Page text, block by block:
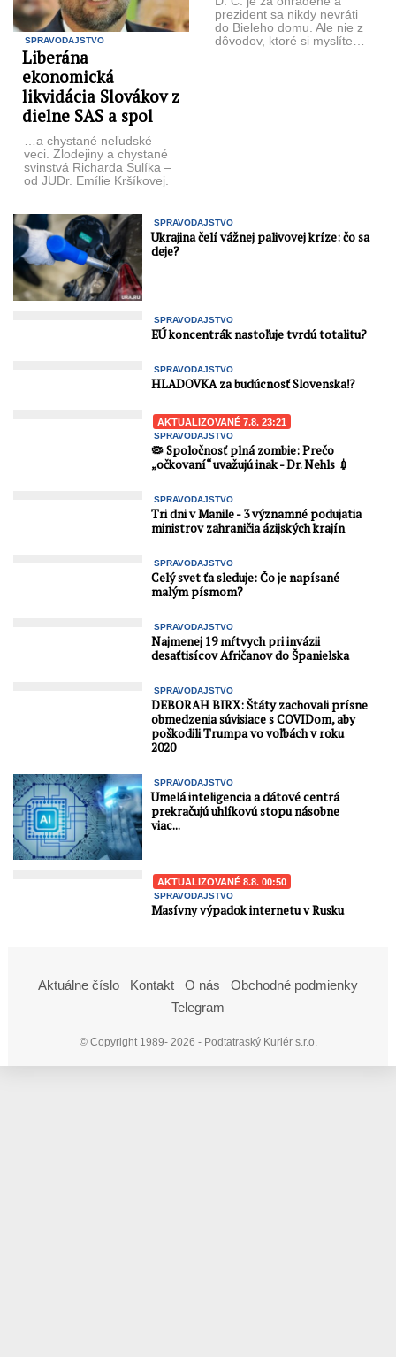
SPRAVODAJSTVO
Liberána
ekonomická
likvidácia Slovákov z
dielne SAS a spol
…a chystané neľudské
veci. Zlodejiny a chystané
svinstvá Richarda Sulíka –
od JUDr. Emílie Kršíkovej.
prezident sa nikdy nevráti
do Bieleho domu. Ale nie z
dôvodov, ktoré si myslíte…
SPRAVODAJSTVO
Ukrajina čelí vážnej palivovej kríze: čo sa
deje?
SPRAVODAJSTVO
EÚ koncentrák nastoľuje tvrdú totalitu?
SPRAVODAJSTVO
HLADOVKA za budúcnosť Slovenska⁉️
AKTUALIZOVANÉ 7.8. 23:21
SPRAVODAJSTVO
🦠 Spoločnosť plná zombie: Prečo
„očkovaní“ uvažujú inak - Dr. Nehls 💉
SPRAVODAJSTVO
Tri dni v Manile - 3 významné podujatia
ministrov zahraničia ázijských krajín
SPRAVODAJSTVO
Celý svet ťa sleduje: Čo je napísané
malým písmom?
SPRAVODAJSTVO
Najmenej 19 mŕtvych pri invázii
desaťtisícov Afričanov do Španielska
SPRAVODAJSTVO
DEBORAH BIRX: Štáty zachovali prísne
obmedzenia súvisiace s COVIDom, aby
poškodili Trumpa vo voľbách v roku
2020
SPRAVODAJSTVO
Umelá inteligencia a dátové centrá
prekračujú uhlíkovú stopu násobne
viac...
AKTUALIZOVANÉ 8.8. 00:50
SPRAVODAJSTVO
Masívny výpadok internetu v Rusku
Aktuálne číslo Kontakt O nás
Obchodné podmienky
Telegram
© Copyright 1989- 2026 - Podtatraský Kuriér s.r.o.